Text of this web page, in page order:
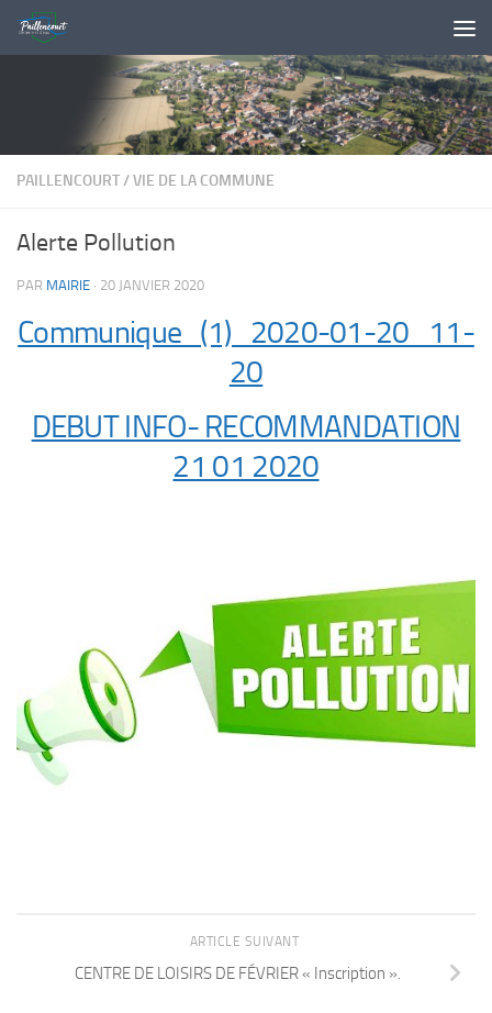
Skip to content
PAILLENCOURT/VIE DE LA COMMUNE
Alerte Pollution
PAR MAIRIE · 20 JANVIER 2020
Communique_(1)_2020-01-20_11-
20
DEBUT INFO- RECOMMANDATION
21 01 2020
ARTICLE SUIVANT
CENTRE DE LOISIRS DE FÉVRIER « Inscription ».